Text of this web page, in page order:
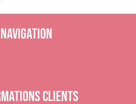
NAVIGATION
CLIENTS